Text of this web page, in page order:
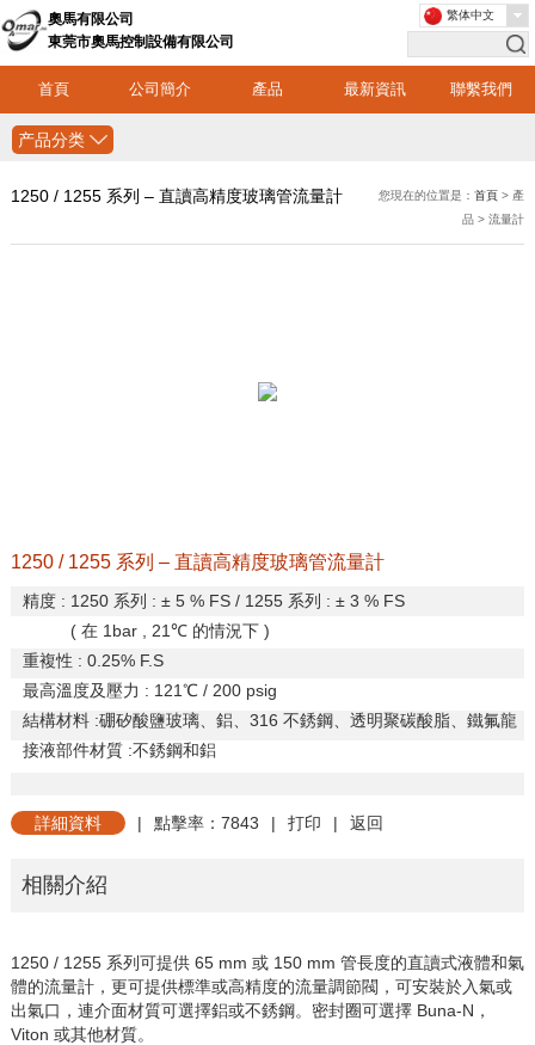
奧馬有限公司
東莞市奧馬控制設備有限公司
首頁 公司簡介 產品 最新資訊 聯繫我們
繁体中文
产品分类
1250 / 1255 系列 – 直讀高精度玻璃管流量計 您現在的位置是：首頁 > 產
品 > 流量計
1250 / 1255 系列 – 直讀高精度玻璃管流量計
精度: 1250 系列 : ±5 % FS / 1255 系列 : ±3 % FS
( 在1bar , 21℃ 的情況下)
重複性 : 0.25% F.S
最高溫度及壓力 : 121℃/ 200 psig
結構材料:硼矽酸鹽玻璃、鋁、 316 不銹鋼、透明聚碳酸脂、鐵氟龍
接液部件材質:不銹鋼和鋁
詳細資料 | 點擊率：7843 | 打印 | 返回
相關介紹
1250 / 1255 系列可提供65 mm 或150 mm 管長度的直讀式液體和氣
體的流量計，更可提供標準或高精度的流量調節閥，可安裝於入氣或
出氣口，連介面材質可選擇鋁或不銹鋼。密封圈可選擇Buna-N ，
Viton 或其他材質。